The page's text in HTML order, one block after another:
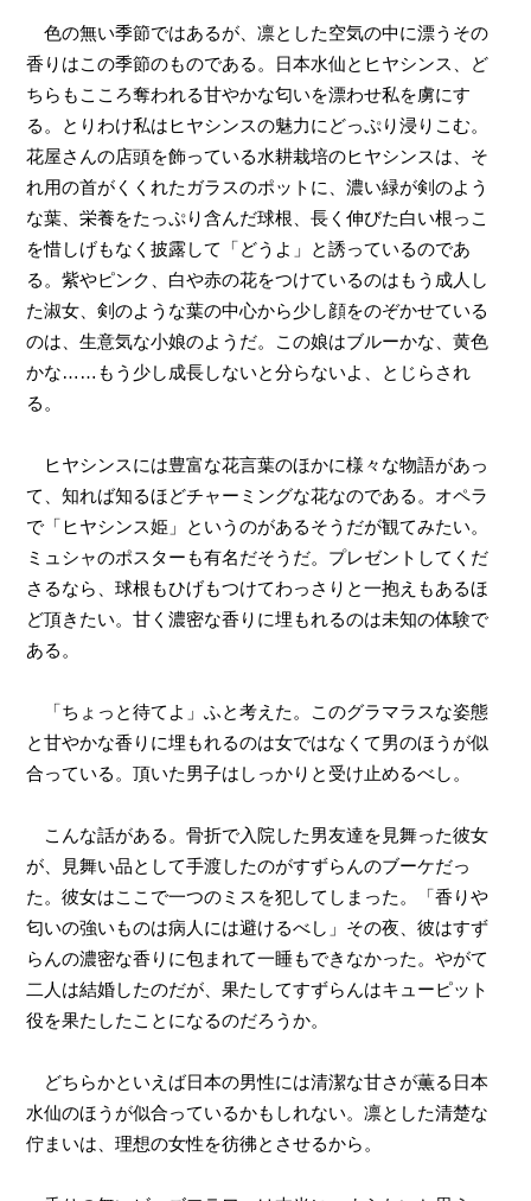
色の無い季節ではあるが、凛とした空気の中に漂うその
香りはこの季節のものである。日本水仙とヒヤシンス、ど
ちらもこころ奪われる甘やかな匂いを漂わせ私を虜にす
る。とりわけ私はヒヤシンスの魅力にどっぷり浸りこむ。
花屋さんの店頭を飾っている水耕栽培のヒヤシンスは、そ
れ用の首がくくれたガラスのポットに、濃い緑が剣のよう
な葉、栄養をたっぷり含んだ球根、長く伸びた白い根っこ
を惜しげもなく披露して「どうよ」と誘っているのであ
る。紫やピンク、白や赤の花をつけているのはもう成人し
た淑女、剣のような葉の中心から少し顔をのぞかせている
のは、生意気な小娘のようだ。この娘はブルーかな、黄色
かな…… もう少し成長しないと分らないよ、とじらされ
る。
ヒヤシンスには豊富な花言葉のほかに様々な物語があっ
て、知れば知るほどチャーミングな花なのである。オペラ
で「ヒヤシンス姫」というのがあるそうだが観てみたい。
ミュシャのポスターも有名だそうだ。プレゼントしてくだ
さるなら、球根もひげもつけてわっさりと一抱えもあるほ
ど頂きたい。甘く濃密な香りに埋もれるのは未知の体験で
ある。
「ちょっと待てよ」ふと考えた。このグラマラスな姿態
と甘やかな香りに埋もれるのは女ではなくて男のほうが似
合っている。頂いた男子はしっかりと受け止めるべし。
こんな話がある。骨折で入院した男友達を見舞った彼女
が、見舞い品として手渡したのがすずらんのブーケだっ
た。彼女はここで一つのミスを犯してしまった。「香りや
匂いの強いものは病人には避けるべし」その夜、彼はすず
らんの濃密な香りに包まれて一睡もできなかった。やがて
二人は結婚したのだが、果たしてすずらんはキューピット
役を果たしたことになるのだろうか。
どちらかといえば日本の男性には清潔な甘さが薫る日本
水仙のほうが似合っているかもしれない。凛とした清楚な
佇まいは、理想の女性を彷彿とさせるから。